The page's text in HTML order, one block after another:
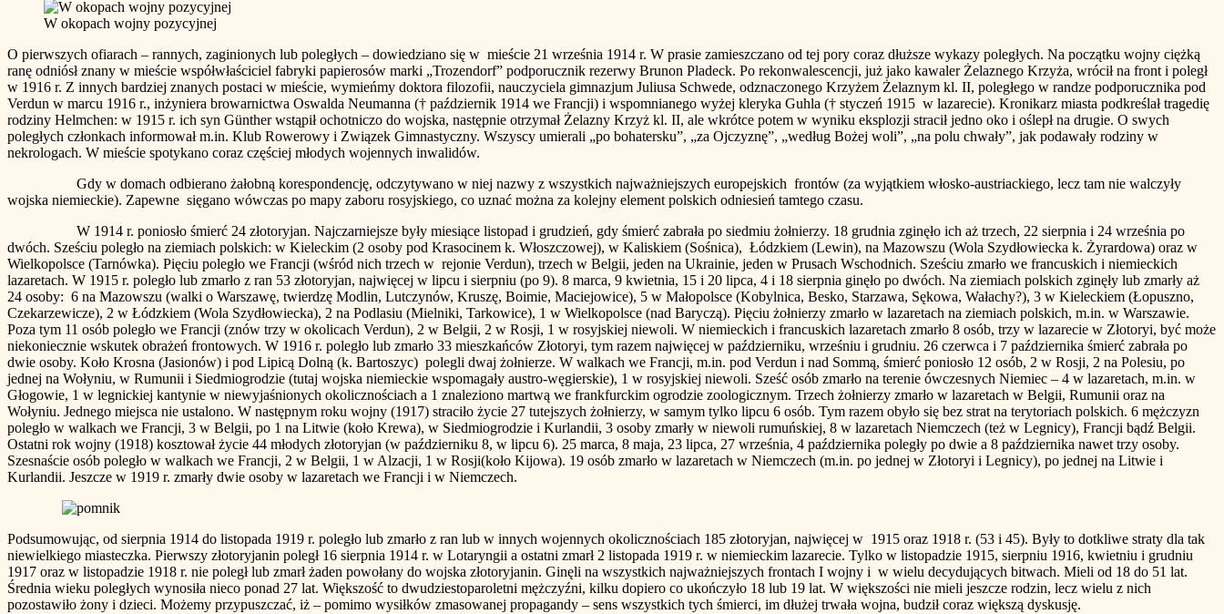
W okopach wojny pozycyjnej
O pierwszych ofiarach – rannych, zaginionych lub poległych – dowiedziano się w mieście 21 września 1914 r. W prasie zamieszczano od tej pory coraz dłuższe wykazy poległych. Na początku wojny ciężką
ranę odniósł znany w mieście współwłaściciel fabryki papierosów marki „Trozendorf” podporucznik rezerwy Brunon Pladeck. Po rekonwalescencji, już jako kawaler Żelaznego Krzyża, wrócił na front i poległ
w 1916 r. Z innych bardziej znanych postaci w mieście, wymieńmy doktora filozofii, nauczyciela gimnazjum Juliusa Schwede, odznaczonego Krzyżem Żelaznym kl. II, poległego w randze podporucznika pod
Verdun w marcu 1916 r., inżyniera browarnictwa Oswalda Neumanna († październik 1914 we Francji) i wspomnianego wyżej kleryka Guhla († styczeń 1915 w lazarecie). Kronikarz miasta podkreślał tragedię
rodziny Helmchen: w 1915 r. ich syn Günther wstąpił ochotniczo do wojska, następnie otrzymał Żelazny Krzyż kl. II, ale wkrótce potem w wyniku eksplozji stracił jedno oko i oślepł na drugie. O swych
poległych członkach informował m.in. Klub Rowerowy i Związek Gimnastyczny. Wszyscy umierali „po bohatersku”, „za Ojczyznę”, „według Bożej woli”, „na polu chwały”, jak podawały rodziny w
nekrologach. W mieście spotykano coraz częściej młodych wojennych inwalidów.
Gdy w domach odbierano żałobną korespondencję, odczytywano w niej nazwy z wszystkich najważniejszych europejskich frontów (za wyjątkiem włosko-austriackiego, lecz tam nie walczyły
wojska niemieckie). Zapewne sięgano wówczas po mapy zaboru rosyjskiego, co uznać można za kolejny element polskich odniesień tamtego czasu.
W 1914 r. poniosło śmierć 24 złotoryjan. Najczarniejsze były miesiące listopad i grudzień, gdy śmierć zabrała po siedmiu żołnierzy. 18 grudnia zginęło ich aż trzech, 22 sierpnia i 24 września po
dwóch. Sześciu poległo na ziemiach polskich: w Kieleckim (2 osoby pod Krasocinem k. Włoszczowej), w Kaliskiem (Sośnica), Łódzkiem (Lewin), na Mazowszu (Wola Szydłowiecka k. Żyrardowa) oraz w
Wielkopolsce (Tarnówka). Pięciu poległo we Francji (wśród nich trzech w rejonie Verdun), trzech w Belgii, jeden na Ukrainie, jeden w Prusach Wschodnich. Sześciu zmarło we francuskich i niemieckich
lazaretach. W 1915 r. poległo lub zmarło z ran 53 złotoryjan, najwięcej w lipcu i sierpniu (po 9). 8 marca, 9 kwietnia, 15 i 20 lipca, 4 i 18 sierpnia ginęło po dwóch. Na ziemiach polskich zginęły lub zmarły aż
24 osoby: 6 na Mazowszu (walki o Warszawę, twierdzę Modlin, Lutczynów, Kruszę, Boimie, Maciejowice), 5 w Małopolsce (Kobylnica, Besko, Starzawa, Sękowa, Wałachy?), 3 w Kieleckiem (Łopuszno,
Czekarzewicze), 2 w Łódzkiem (Wola Szydłowiecka), 2 na Podlasiu (Mielniki, Tarkowice), 1 w Wielkopolsce (nad Baryczą). Pięciu żołnierzy zmarło w lazaretach na ziemiach polskich, m.in. w Warszawie.
Poza tym 11 osób poległo we Francji (znów trzy w okolicach Verdun), 2 w Belgii, 2 w Rosji, 1 w rosyjskiej niewoli. W niemieckich i francuskich lazaretach zmarło 8 osób, trzy w lazarecie w Złotoryi, być może
niekoniecznie wskutek obrażeń frontowych. W 1916 r. poległo lub zmarło 33 mieszkańców Złotoryi, tym razem najwięcej w październiku, wrześniu i grudniu. 26 czerwca i 7 października śmierć zabrała po
dwie osoby. Koło Krosna (Jasionów) i pod Lipicą Dolną (k. Bartoszyc) polegli dwaj żołnierze. W walkach we Francji, m.in. pod Verdun i nad Sommą, śmierć poniosło 12 osób, 2 w Rosji, 2 na Polesiu, po
jednej na Wołyniu, w Rumunii i Siedmiogrodzie (tutaj wojska niemieckie wspomagały austro-węgierskie), 1 w rosyjskiej niewoli. Sześć osób zmarło na terenie ówczesnych Niemiec – 4 w lazaretach, m.in. w
Głogowie, 1 w legnickiej kantynie w niewyjaśnionych okolicznościach a 1 znaleziono martwą we frankfurckim ogrodzie zoologicznym. Trzech żołnierzy zmarło w lazaretach w Belgii, Rumunii oraz na
Wołyniu. Jednego miejsca nie ustalono. W następnym roku wojny (1917) straciło życie 27 tutejszych żołnierzy, w samym tylko lipcu 6 osób. Tym razem obyło się bez strat na terytoriach polskich. 6 mężczyzn
poległo w walkach we Francji, 3 w Belgii, po 1 na Litwie (koło Krewa), w Siedmiogrodzie i Kurlandii, 3 osoby zmarły w niewoli rumuńskiej, 8 w lazaretach Niemczech (też w Legnicy), Francji bądź Belgii.
Ostatni rok wojny (1918) kosztował życie 44 młodych złotoryjan (w październiku 8, w lipcu 6). 25 marca, 8 maja, 23 lipca, 27 września, 4 października poległy po dwie a 8 października nawet trzy osoby.
Szesnaście osób poległo w walkach we Francji, 2 w Belgii, 1 w Alzacji, 1 w Rosji(koło Kijowa). 19 osób zmarło w lazaretach w Niemczech (m.in. po jednej w Złotoryi i Legnicy), po jednej na Litwie i
Kurlandii. Jeszcze w 1919 r. zmarły dwie osoby w lazaretach we Francji i w Niemczech.
Podsumowując, od sierpnia 1914 do listopada 1919 r. poległo lub zmarło z ran lub w innych wojennych okolicznościach 185 złotoryjan, najwięcej w 1915 oraz 1918 r. (53 i 45). Były to dotkliwe straty dla tak
niewielkiego miasteczka. Pierwszy złotoryjanin poległ 16 sierpnia 1914 r. w Lotaryngii a ostatni zmarł 2 listopada 1919 r. w niemieckim lazarecie. Tylko w listopadzie 1915, sierpniu 1916, kwietniu i grudniu
1917 oraz w listopadzie 1918 r. nie poległ lub zmarł żaden powołany do wojska złotoryjanin. Ginęli na wszystkich najważniejszych frontach I wojny i w wielu decydujących bitwach. Mieli od 18 do 51 lat.
Średnia wieku poległych wynosiła nieco ponad 27 lat. Większość to dwudziestoparoletni mężczyźni, kilku dopiero co ukończyło 18 lub 19 lat. W większości nie mieli jeszcze rodzin, lecz wielu z nich
pozostawiło żony i dzieci. Możemy przypuszczać, iż – pomimo wysiłków zmasowanej propagandy – sens wszystkich tych śmierci, im dłużej trwała wojna, budził coraz większą dyskusję.